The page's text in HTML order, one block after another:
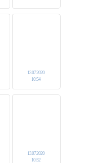
13.07.2020
10:54
13.07.2020
10:52